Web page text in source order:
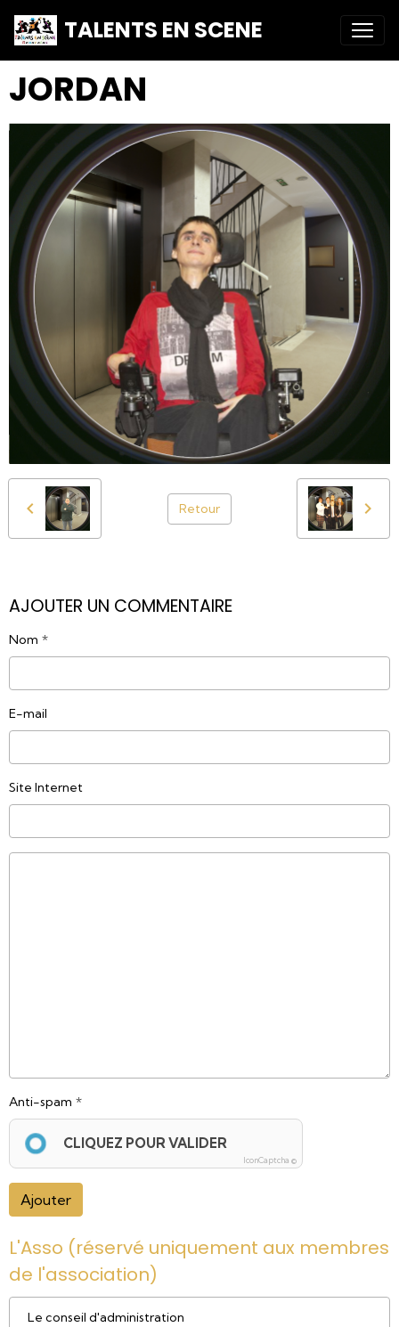
TALENTS EN SCENE
JORDAN
Retour
AJOUTER UN COMMENTAIRE
Nom
E-mail
Site Internet
Anti-spam
CLIQUEZ POUR VALIDER
IconCaptcha ©
Ajouter
L'Asso (réservé uniquement aux membres
de l'association)
Le conseil d'administration